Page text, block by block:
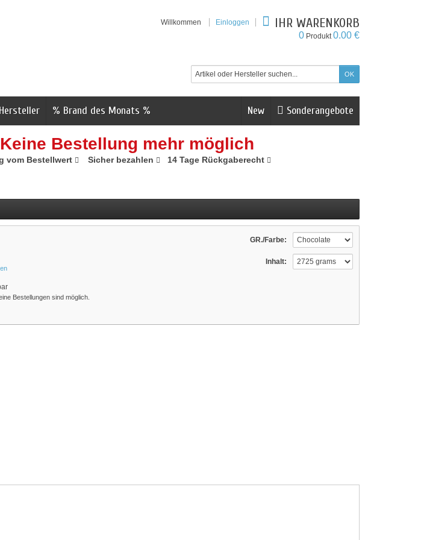
Willkommen Einloggen IHR WARENKORB
0 Produkt0.00 €
Sonderangebote
New
Hersteller % Brand des Monats %
Bestellung mehr möglich
vom Bestellwert Sicher bezahlen 14 Tage Rückgaberecht
GR./Farbe:
Inhalt:
Bestellungen sind möglich.